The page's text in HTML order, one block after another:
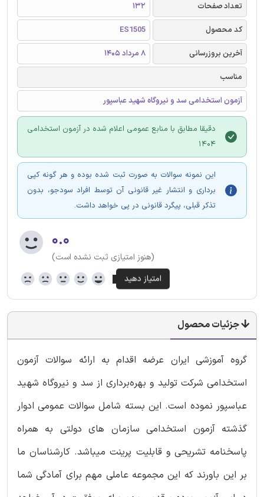
تعداد صفحات
132
کد محصول
ES1505
آخرین بروزرسانی
8 مرداد 1405
مناسب
آزمون استخدامی سد و نیروگاه شهید عباسپور
دقیقا مطابق با منابع عمومی اعلام شده در آزمون استخدامی
1404
این نمونه سوالات به صورت ثبت شده بوده و هر گونه کپی
برداری و انتشار غیر قانونی آن توسط افراد سودجو، بدون
تذکر قبلی، پیگرد قانونی در پی خواهد داشت.
۰.۰
(هنوز امتیازی ثبت نشده است)
جزئیات محصول
گروه آموزشی ایران عرضه اقدام به ارائه سوالات آزمون
استخدامی شرکت تولید و بهره‌برداری از سد و نیروگاه شهید
عباسپور نموده است. این بسته شامل سوالات عمومی ادوار
گذشته آزمون استخدامی سازمان های دولتی به همراه
پاسخنامه تشریحی و قابلیت پرینت میباشد. کارشناسان ما
بر این باورند که این مجموعه عاملی مهم برای آمادگی شما